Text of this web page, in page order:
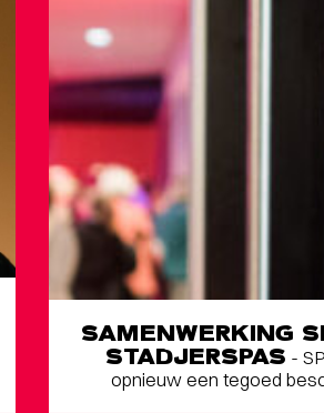
SAMENWERKING
STADJERSPAS -
opnieuw een tegoed